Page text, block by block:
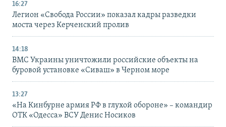
16:27
Легион «Свобода России» показал кадры разведки
моста через Керченский пролив
14:18
ВМС Украины уничтожили российские объекты на
буровой установке «Сиваш» в Черном море
13:27
«На Кинбурне армия РФ в глухой обороне» – командир
ОТК «Одесса» ВСУ Денис Носиков